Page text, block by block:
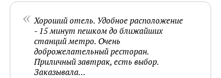
Хороший отель. Удобное расположение
- 15 минут пешком до ближайших
станций метро. Очень
доброжелательный ресторан.
Приличный завтрак, есть выбор.
Заказывала...